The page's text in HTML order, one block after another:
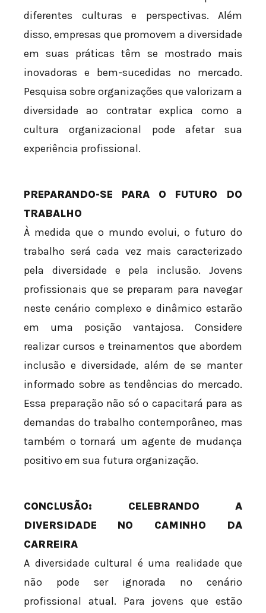
diferentes culturas e perspectivas. Além
disso, empresas que promovem a diversidade
em suas práticas têm se mostrado mais
inovadoras e bem-sucedidas no mercado.
Pesquisa sobre organizações que valorizam a
diversidade ao contratar explica como a
cultura organizacional pode afetar sua
experiência profissional.
PREPARANDO-SE PARA O FUTURO DO
TRABALHO
À medida que o mundo evolui, o futuro do
trabalho será cada vez mais caracterizado
pela diversidade e pela inclusão. Jovens
profissionais que se preparam para navegar
neste cenário complexo e dinâmico estarão
em uma posição vantajosa. Considere
realizar cursos e treinamentos que abordem
inclusão e diversidade, além de se manter
informado sobre as tendências do mercado.
Essa preparação não só o capacitará para as
demandas do trabalho contemporâneo, mas
também o tornará um agente de mudança
positivo em sua futura organização.
CONCLUSÃO: CELEBRANDO A
DIVERSIDADE NO CAMINHO DA
CARREIRA
A diversidade cultural é uma realidade que
não pode ser ignorada no cenário
profissional atual. Para jovens que estão